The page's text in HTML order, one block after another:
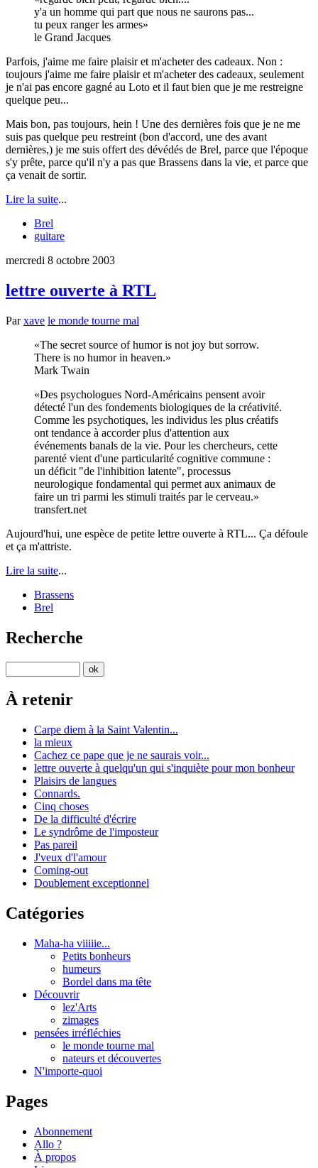
y'a un homme qui part que nous ne saurons pas...
tu peux ranger les armes
le Grand Jacques
Parfois, j'aime me faire plaisir et m'acheter des cadeaux. Non :
toujours j'aime me faire plaisir et m'acheter des cadeaux, seulement
je n'ai pas encore gagné au Loto et il faut bien que je me restreigne
quelque peu...
Mais bon, pas toujours, hein ! Une des dernières fois que je ne me
suis pas quelque peu restreint (bon d'accord, une des avant
dernières,) je me suis offert des dévédés de Brel, parce que l'époque
s'y prête, parce qu'il n'y a pas que Brassens dans la vie, et parce que
ça venait de sortir.
Lire la suite...
Brel
guitare
mercredi 8 octobre 2003
lettre ouverte à RTL
Parxave le monde tourne mal
The secret source of humor is not joy but sorrow.
There is no humor in heaven.
Mark Twain
Des psychologues Nord-Américains pensent avoir
détecté l'un des fondements biologiques de la créativité.
Comme les psychotiques, les individus les plus créatifs
ont tendance à accorder plus d'attention aux
événements banals de la vie. Pour les chercheurs, cette
parenté vient d'une particularité cognitive commune :
un déficit "de l'inhibition latente", processus
neurologique fondamental qui permet aux animaux de
faire un tri parmi les stimuli traités par le cerveau.
transfert.net
Aujourd'hui, une espèce de petite lettre ouverte à RTL... Ça défoule
et ça m'attriste.
Lire la suite...
Brassens
Brel
Recherche
À retenir
Carpe diem à la Saint Valentin...
la mieux
Cachez ce pape que je ne saurais voir...
lettre ouverte à quelqu'un qui s'inquiète pour mon bonheur
Plaisirs de langues
Connards.
Cinq choses
De la difficulté d'écrire
Le syndrôme de l'imposteur
Pas pareil
J'veux d'l'amour
Coming-out
Doublement exceptionnel
Catégories
Maha-ha viiiiie...
Petits bonheurs
humeurs
Bordel dans ma tête
Découvrir
lez'Arts
zimages
pensées irréfléchies
le monde tourne mal
nateurs et découvertes
N'importe-quoi
Pages
Abonnement
Allo ?
À propos